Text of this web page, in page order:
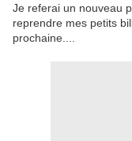
Je referai un nouveau
reprendre mes petits
prochaine....